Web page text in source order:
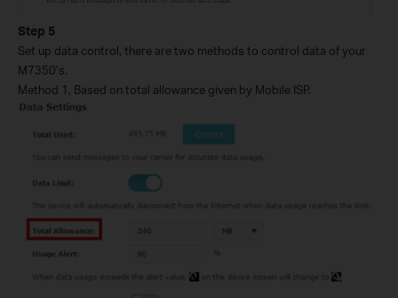
Step 5
Set up data control, there are two methods to control data of your
M7350’s.
Method 1, Based on total allowance given by Mobile ISP.